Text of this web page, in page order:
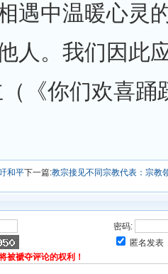
遇中温暖心灵
人。我们因此
（《你们欢喜踊
和平下一篇:教宗接见不同宗教代表：宗教
密码:
匿名发表
被褫夺评论的权利！